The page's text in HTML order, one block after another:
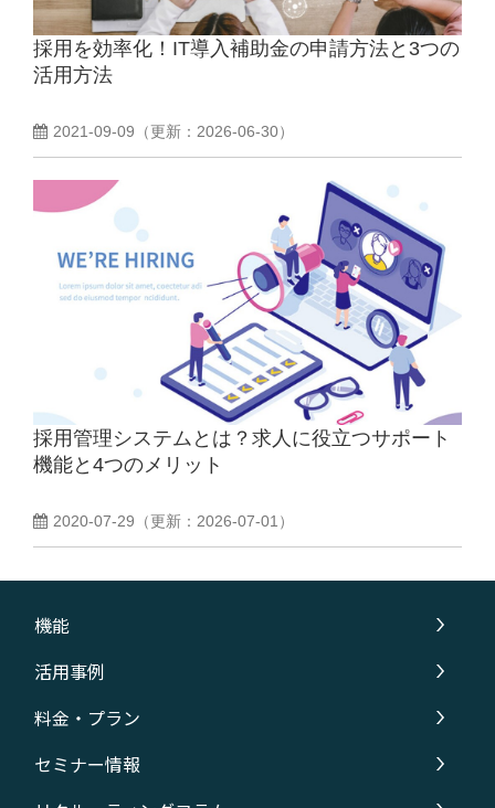
採用を効率化！IT導入補助金の申請方法と3つの
活用方法
2021-09-09 （更新： 2026-06-30）
採用管理システムとは？求人に役立つサポート
機能と4つのメリット
2020-07-29 （更新： 2026-07-01 ）
機能
活用事例
料金・プラン
セミナー情報